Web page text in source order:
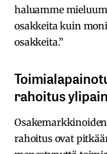
haluamme
osakkeita kuin
osakkeita.”
rahoitus
rahoitus ovat